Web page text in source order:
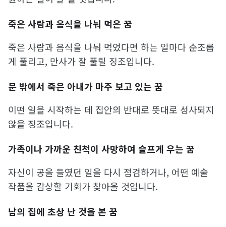
죽은 사람과 음식을 나눠 먹은 꿈
죽은 사람과 음식을 나눠 먹었다면 하는 일마다 순조롭
게 풀리고, 만사가 잘 풀릴 징조입니다.
문 밖에서 죽은 아내가 마주 보고 있는 꿈
이떤 일을 시작하는 데 집안의 반대로 뜻대로 성사되지
않을 징조입니다.
가족이나 가까운 친척이 사망하여 슬프게 우는 꿈
자신이 공을 들였던 일을 다시 점검하거나, 어떤 예술
작품을 감상할 기회가 찾아올 것입니다.
남의 집에 초상 난 것을 본 꿈